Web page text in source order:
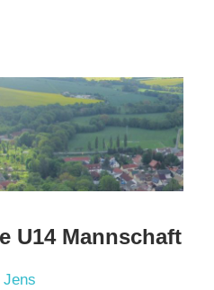
U14 Mannschaft
Jens